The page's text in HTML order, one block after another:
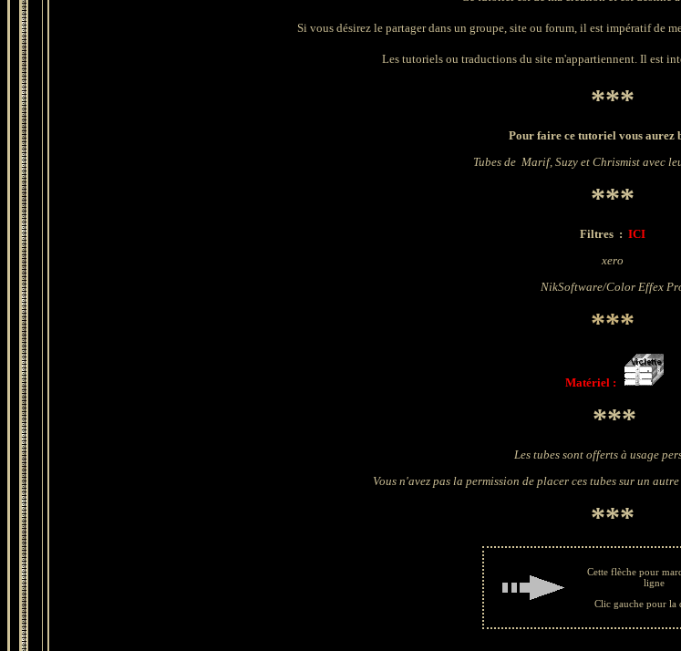
Si vous désirez le partager dans un groupe, site ou forum, il est impératif de
Les tutoriels ou traductions du site m'appartiennent. Il est
***
Pour faire ce tutoriel vous aurez
Tubes de Marif, Suzy et Chrismist avec
***
Filtres : ICI
xero
NikSoftware/Color Effex
***
Matériel :
***
Les tubes sont offerts à usage
Vous n'avez pas la permission de placer ces tubes sur un
***
Cette flèche pour
ligne
Clic gauche pour la